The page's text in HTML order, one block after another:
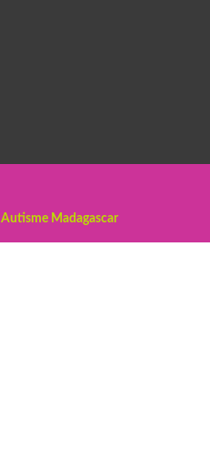
Autisme Madagascar